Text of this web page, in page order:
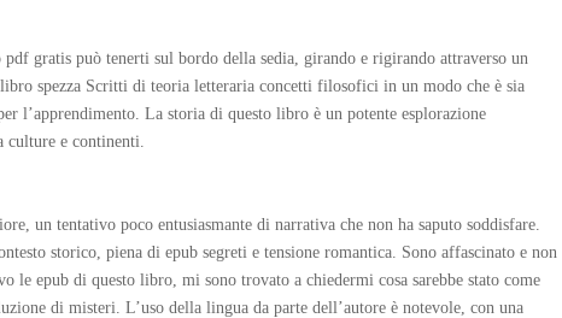
gratis può tenerti sul bordo della sedia, girando e rigirando attraverso un
spezza Scritti di teoria letteraria concetti filosofici in un modo che è sia
l’apprendimento. La storia di questo libro è un potente esplorazione
culture e continenti.
un tentativo poco entusiasmante di narrativa che non ha saputo soddisfare.
storico, piena di epub segreti e tensione romantica. Sono affascinato e non
le epub di questo libro, mi sono trovato a chiedermi cosa sarebbe stato come
di misteri. L’uso della lingua da parte dell’autore è notevole, con una